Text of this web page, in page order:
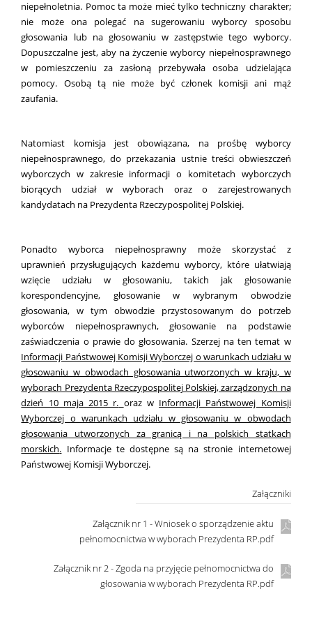
niepełnoletnia. Pomoc ta może mieć tylko techniczny charakter;
nie może ona polegać na sugerowaniu wyborcy sposobu
głosowania lub na głosowaniu w zastępstwie tego wyborcy.
Dopuszczalne jest, aby na życzenie wyborcy niepełnosprawnego
w pomieszczeniu za zasłoną przebywała osoba udzielająca
pomocy. Osobą tą nie może być członek komisji ani mąż
zaufania.
Natomiast komisja jest obowiązana, na prośbę wyborcy
niepełnosprawnego, do przekazania ustnie treści obwieszczeń
wyborczych w zakresie informacji o komitetach wyborczych
biorących udział w wyborach oraz o zarejestrowanych
kandydatach na Prezydenta Rzeczypospolitej Polskiej.
Ponadto wyborca niepełnosprawny może skorzystać z
uprawnień przysługujących każdemu wyborcy, które ułatwiają
wzięcie udziału w głosowaniu, takich jak głosowanie
korespondencyjne, głosowanie w wybranym obwodzie
głosowania, w tym obwodzie przystosowanym do potrzeb
wyborców niepełnosprawnych, głosowanie na podstawie
zaświadczenia o prawie do głosowania. Szerzej na ten temat w
Informacji Państwowej Komisji Wyborczej o warunkach udziału w
głosowaniu w obwodach głosowania utworzonych w kraju, w
wyborach Prezydenta Rzeczypospolitej Polskiej, zarządzonych na
dzień 10 maja 2015 r. oraz w Informacji Państwowej Komisji
Wyborczej o warunkach udziału w głosowaniu w obwodach
głosowania utworzonych za granicą i na polskich statkach
morskich. Informacje te dostępne są na stronie internetowej
Państwowej Komisji Wyborczej.
Załączniki
Załącznik nr 1 - Wniosek o sporządzenie aktu
pełnomocnictwa w wyborach Prezydenta RP.pdf
Załącznik nr 2 - Zgoda na przyjęcie pełnomocnictwa do
głosowania w wyborach Prezydenta RP.pdf